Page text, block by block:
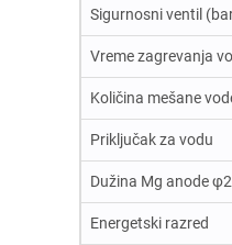
Sigurnosni ventil
Vreme zagrevanja
Količina mešane
Priključak za vodu
Dužina Mg anode
Energetski razred